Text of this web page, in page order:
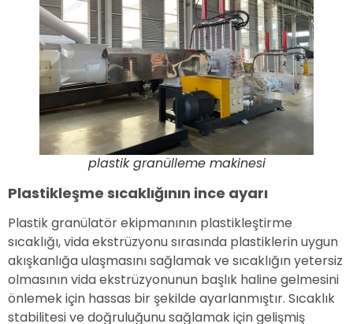
plastik granülleme makinesi
Plastikleşme sıcaklığının ince ayarı
Plastik granülatör ekipmanının plastikleştirme
sıcaklığı, vida ekstrüzyonu sırasında plastiklerin uygun
akışkanlığa ulaşmasını sağlamak ve sıcaklığın yetersiz
olmasının vida ekstrüzyonunun başlık haline gelmesini
önlemek için hassas bir şekilde ayarlanmıştır. Sıcaklık
stabilitesi ve doğruluğunu sağlamak için gelişmiş